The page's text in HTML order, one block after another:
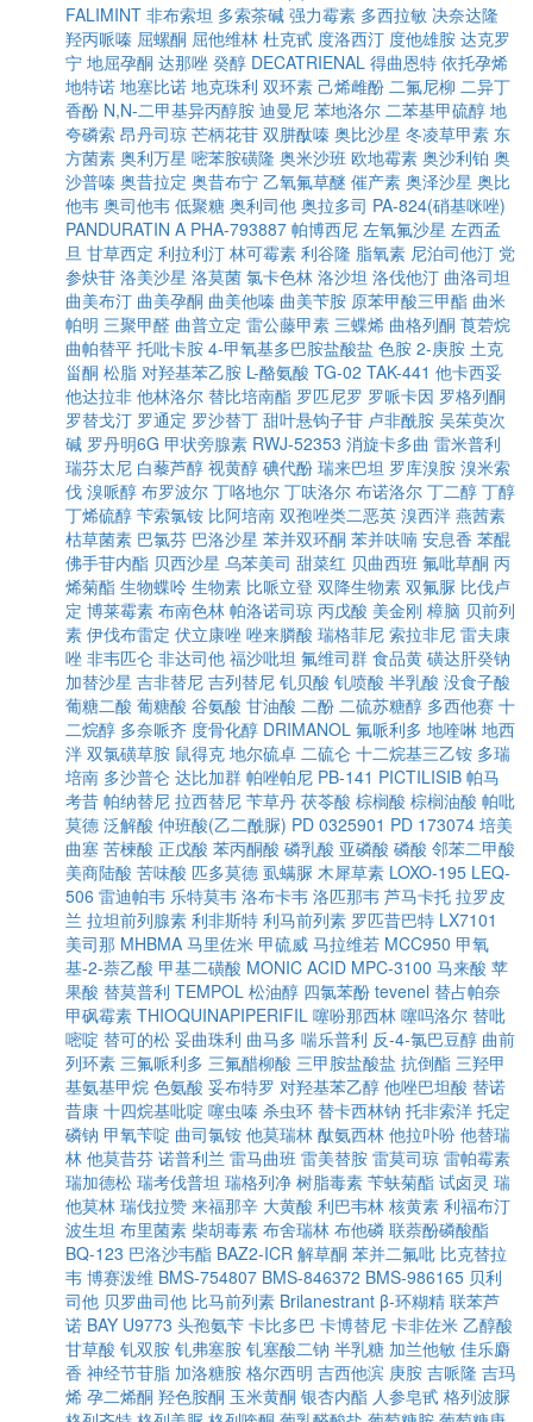
FALIMINT 非布索坦 多索茶碱 强力霉素 多西拉敏 决奈达隆
羟丙哌嗪 屈螺酮 屈他维林 杜克甙 度洛西汀 度他雄胺 达克罗
宁 地屈孕酮 达那唑 癸醇 DECATRIENAL 得曲恩特 依托孕烯
地特诺 地塞比诺 地克珠利 双环素 己烯雌酚 二氟尼柳 二异丁
香酚 N,N-二甲基异丙醇胺 迪曼尼 苯地洛尔 二苯基甲硫醇 地
夸磷索 昂丹司琼 芒柄花苷 双肼酞嗪 奥比沙星 冬凌草甲素 东
方菌素 奥利万星 嘧苯胺磺隆 奥米沙班 欧地霉素 奥沙利铂 奥
沙普嗪 奥昔拉定 奥昔布宁 乙氧氟草醚 催产素 奥泽沙星 奥比
他韦 奥司他韦 低聚糖 奥利司他 奥拉多司 PA-824(硝基咪唑)
PANDURATIN A PHA-793887 帕博西尼 左氧氟沙星 左西孟
旦 甘草西定 利拉利汀 林可霉素 利谷隆 脂氧素 尼泊司他汀 党
参炔苷 洛美沙星 洛莫菌 氯卡色林 洛沙坦 洛伐他汀 曲洛司坦
曲美布汀 曲美孕酮 曲美他嗪 曲美苄胺 原苯甲酸三甲酯 曲米
帕明 三聚甲醛 曲普立定 雷公藤甲素 三蝶烯 曲格列酮 莨菪烷
曲帕替平 托吡卡胺 4-甲氧基多巴胺盐酸盐 色胺 2-庚胺 土克
甾酮 松脂 对羟基苯乙胺 L-酪氨酸 TG-02 TAK-441 他卡西妥
他达拉非 他林洛尔 替比培南酯 罗匹尼罗 罗哌卡因 罗格列酮
罗替戈汀 罗通定 罗沙替丁 甜叶悬钩子苷 卢非酰胺 吴茱萸次
碱 罗丹明6G 甲状旁腺素 RWJ-52353 消旋卡多曲 雷米普利
瑞芬太尼 白藜芦醇 视黄醇 碘代酚 瑞来巴坦 罗库溴胺 溴米索
伐 溴哌醇 布罗波尔 丁咯地尔 丁呋洛尔 布诺洛尔 丁二醇 丁醇
丁烯硫醇 苄索氯铵 比阿培南 双孢唑类二恶英 溴西泮 燕茜素
枯草菌素 巴氯芬 巴洛沙星 苯并双环酮 苯并呋喃 安息香 苯醌
佛手苷内酯 贝西沙星 乌苯美司 甜菜红 贝曲西班 氟吡草酮 丙
烯菊酯 生物蝶呤 生物素 比哌立登 双降生物素 双氟脲 比伐卢
定 博莱霉素 布南色林 帕洛诺司琼 丙戊酸 美金刚 樟脑 贝前列
素 伊伐布雷定 伏立康唑 唑来膦酸 瑞格菲尼 索拉非尼 雷夫康
唑 非韦匹仑 非达司他 福沙吡坦 氟维司群 食品黄 磺达肝癸钠
加替沙星 吉非替尼 吉列替尼 钆贝酸 钆喷酸 半乳酸 没食子酸
葡糖二酸 葡糖酸 谷氨酸 甘油酸 二酚 二硫苏糖醇 多西他赛 十
二烷醇 多奈哌齐 度骨化醇 DRIMANOL 氟哌利多 地喹啉 地西
泮 双氯磺草胺 鼠得克 地尔硫卓 二硫仑 十二烷基三乙铵 多瑞
培南 多沙普仑 达比加群 帕唑帕尼 PB-141 PICTILISIB 帕马
考昔 帕纳替尼 拉西替尼 苄草丹 茯苓酸 棕榈酸 棕榈油酸 帕吡
莫德 泛解酸 仲班酸(乙二酰脲) PD 0325901 PD 173074 培美
曲塞 苦楝酸 正戊酸 苯丙酮酸 磷乳酸 亚磷酸 磷酸 邻苯二甲酸
美商陆酸 苦味酸 匹多莫德 虱螨脲 木犀草素 LOXO-195 LEQ-
506 雷迪帕韦 乐特莫韦 洛布卡韦 洛匹那韦 芦马卡托 拉罗皮
兰 拉坦前列腺素 利非斯特 利马前列素 罗匹昔巴特 LX7101
美司那 MHBMA 马里佐米 甲硫威 马拉维若 MCC950 甲氧
基-2-萘乙酸 甲基二磺酸 MONIC ACID MPC-3100 马来酸 苹
果酸 替莫普利 TEMPOL 松油醇 四氯苯酚 tevenel 替占帕奈
甲砜霉素 THIOQUINAPIPERIFIL 噻吩那西林 噻吗洛尔 替吡
嘧啶 替可的松 妥曲珠利 曲马多 喘乐普利 反-4-氯巴豆醇 曲前
列环素 三氟哌利多 三氟醋柳酸 三甲胺盐酸盐 抗倒酯 三羟甲
基氨基甲烷 色氨酸 妥布特罗 对羟基苯乙醇 他唑巴坦酸 替诺
昔康 十四烷基吡啶 噻虫嗪 杀虫环 替卡西林钠 托非索洋 托定
磷钠 甲氧苄啶 曲司氯铵 他莫瑞林 酞氨西林 他拉卟吩 他替瑞
林 他莫昔芬 诺普利兰 雷马曲班 雷美替胺 雷莫司琼 雷帕霉素
瑞加德松 瑞考伐普坦 瑞格列净 树脂毒素 苄蚨菊酯 试卤灵 瑞
他莫林 瑞伐拉赞 来福那辛 大黄酸 利巴韦林 核黄素 利福布汀
波生坦 布里菌素 柴胡毒素 布舍瑞林 布他磷 联萘酚磷酸酯
BQ-123 巴洛沙韦酯 BAZ2-ICR 解草酮 苯并二氟吡 比克替拉
韦 博赛泼维 BMS-754807 BMS-846372 BMS-986165 贝利
司他 贝罗曲司他 比马前列素 Brilanestrant β-环糊精 联苯芦
诺 BAY U9773 头孢氨苄 卡比多巴 卡博替尼 卡非佐米 乙醇酸
甘草酸 钆双胺 钆弗塞胺 钆塞酸二钠 半乳糖 加兰他敏 佳乐麝
香 神经节苷脂 加洛糖胺 格尔西明 吉西他滨 庚胺 吉哌隆 吉玛
烯 孕二烯酮 羟色胺酮 玉米黄酮 银杏内酯 人参皂甙 格列波脲